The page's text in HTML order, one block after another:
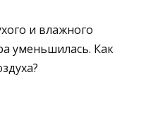
и влажного
уменьшилась. Как